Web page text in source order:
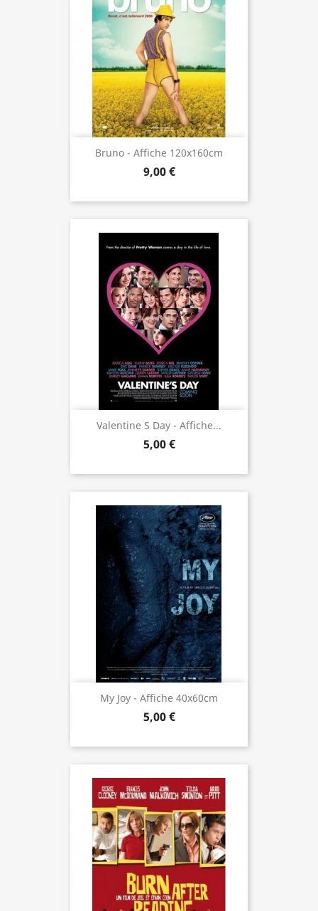
Bruno - Affiche 120x160cm
9,00 €
Valentine S Day - Affiche...
5,00 €
My Joy - Affiche 40x60cm
5,00 €